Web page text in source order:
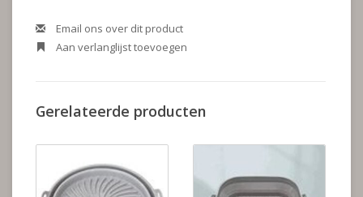
Email ons over dit product
Aan verlanglijst toevoegen
Gerelateerde producten